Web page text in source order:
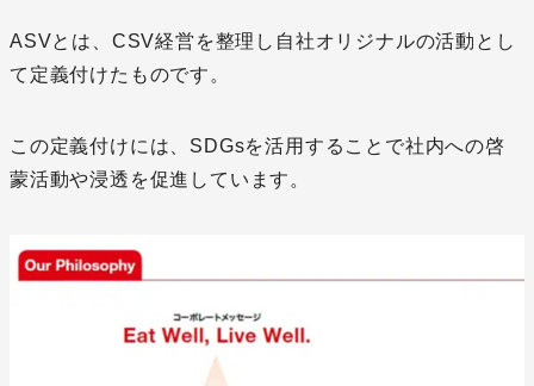
ASVとは、CSV経営を整理し自社オリジナルの活動とし
て定義付けたものです。
この定義付けには、SDGsを活用することで社内への啓
蒙活動や浸透を促進しています。